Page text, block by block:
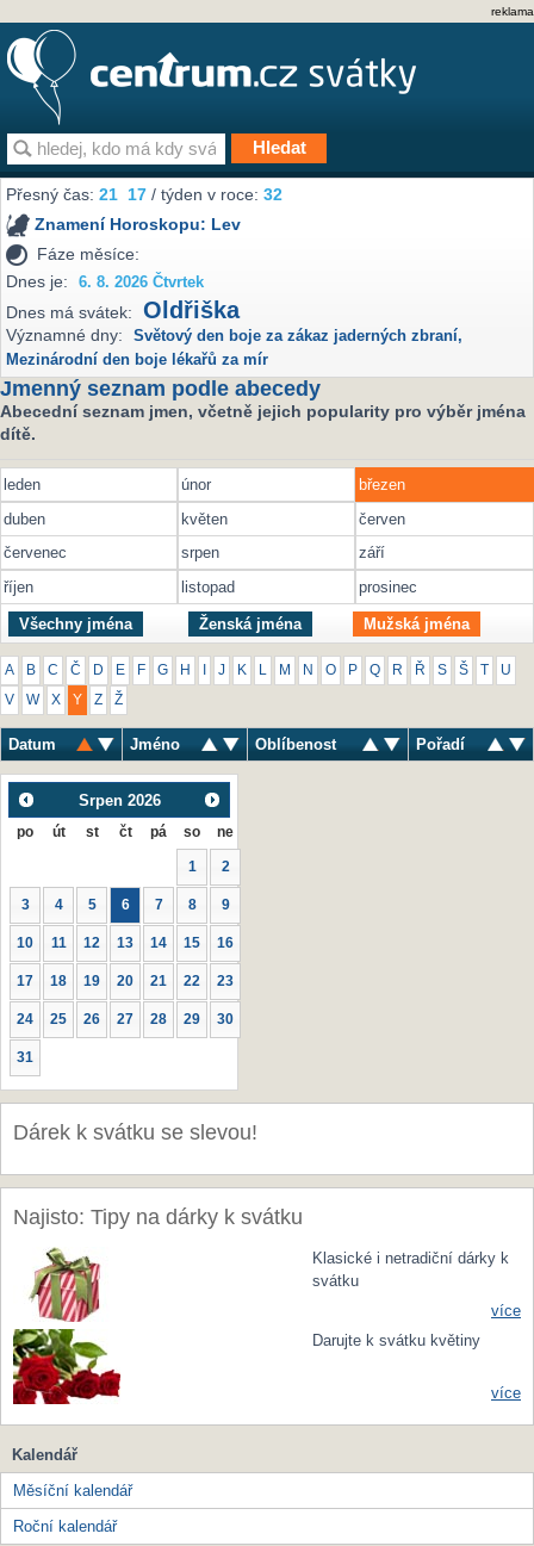
reklama
Přesný čas:21 17 / týden v roce:32
Znamení Horoskopu: Lev
Fáze měsíce:
Dnes je:
6. 8. 2026 Čtvrtek
Dnes má svátek: Oldřiška
Významné dny: Světový den boje za zákaz jaderných zbraní,
Mezinárodní den boje lékařů za mír
Jmenný seznam podle abecedy
Abecední seznam jmen, včetně jejich popularity pro výběr jména
dítě.
leden únor
březen
duben
květen
červen
červenec
srpen
září
říjen
listopad prosinec
Všechny jména Ženská jména Mužská jména
A B C Č D E F G H J K M N O P Q R Ř S Š U
V W X Y Z Ž
Datum Jméno Oblíbenost Pořadí
Srpen 2026
po út st čt pá so ne
1 2
3 4 5 6 7 8 9
10 11 12 13 14 15 16
17 18 19 20 21 22 23
24 25 26 27 28 29 30
31
Dárek k svátku se slevou!
Najisto: Tipy na dárky k svátku
Klasické i netradiční dárky k
svátku
více
Darujte k svátku květiny
více
Kalendář
Měsíční kalendář
Roční kalendář